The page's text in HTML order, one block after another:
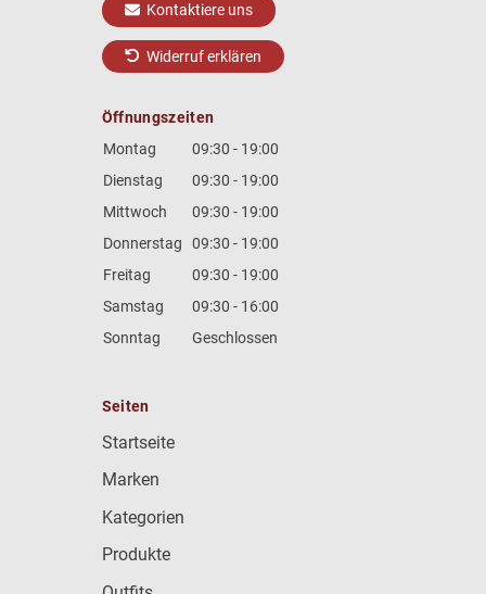
Kontaktiere uns
Widerruf erklären
Öffnungszeiten
Montag
09:30 - 19:00
Dienstag
09:30 - 19:00
Mittwoch
09:30 - 19:00
Donnerstag
09:30 - 19:00
Freitag
09:30 - 19:00
Samstag
09:30 - 16:00
Sonntag
Geschlossen
Seiten
Startseite
Marken
Kategorien
Produkte